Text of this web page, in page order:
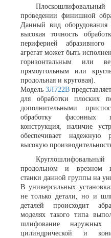
проведении финишной
Данный вид оборудования
высокая точность
периферией
агрегат может быть
горизонтальным или
прямоугольным или
продольная и круговая).
Модель3Л722В
для обработки плоских
дополнительными
обработку фасонных
конструкция, наличие
обеспечивает надежную
высокую
Круглошлифовальный
продольном и врезном
станки данной группы на
В универсальных
не только детали, но и
деталей происходит
моделях такого типа
шлифование наружных
цилиндрической и